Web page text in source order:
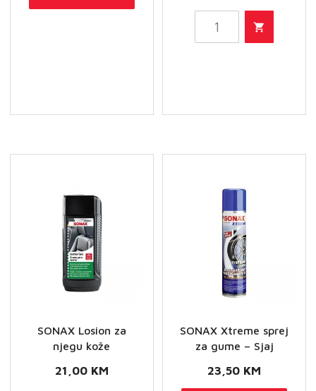
SONAX
Xtreme
Matt
količina
SONAX Losion za
njegu kože
21,00 KM
SONAX Xtreme sprej
za gume – Sjaj
23,50 KM